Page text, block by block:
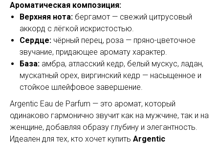
Ароматическая композиция:
Верхняя нота: бергамот — свежий цитрусовый
аккорд с лёгкой искристостью.
Сердце: чёрный перец, роза — пряно-цветочное
звучание, придающее аромату характер.
База: амбра, атласский кедр, белый мускус, ладан,
мускатный орех, виргинский кедр — насыщенное и
стойкое шлейфовое завершение.
Argentic Eau de Parfum — это аромат, который
одинаково гармонично звучит как на мужчине, так и на
женщине, добавляя образу глубину и элегантность.
Идеален для тех, кто хочет купить Argentic